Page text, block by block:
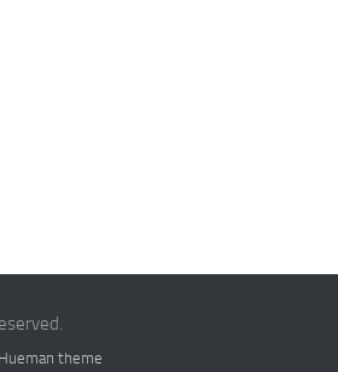
Hueman theme